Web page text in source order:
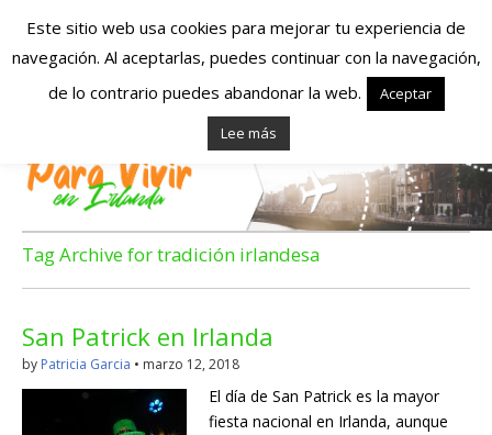
Españoles en
Irlanda – Vivir en
Irlanda – Trabajo
en Irlanda –
Alojamiento en
Irlanda
Blog dedicado a los que viven, estudian y trabajan en
Tag Archive for tradición irlandesa
San Patrick en Irlanda
by Patricia Garcia • marzo 12, 2018
El día de San Patrick es la mayor
fiesta nacional en Irlanda, aunque
Este sitio web usa cookies para mejorar tu experiencia de
navegación. Al aceptarlas, puedes continuar con la navegación,
de lo contrario puedes abandonar la web.
Aceptar
Lee más